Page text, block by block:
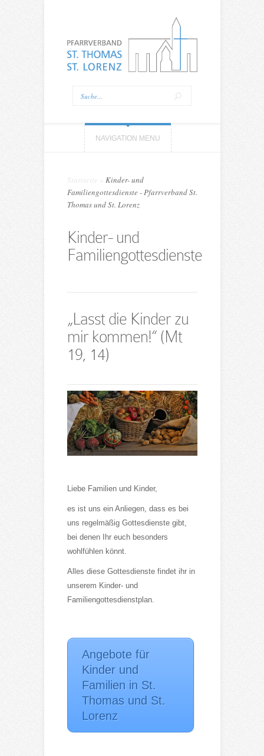
NAVIGATION MENU
Startseite
Kinder- und
Familiengottesdienste - Pfarrverband St.
Thomas und St. Lorenz
Kinder- und
Familiengottesdienste
„Lasst die Kinder zu
mir kommen!“ (Mt
19, 14)
Liebe Familien und Kinder,
es ist uns ein Anliegen, dass es bei
uns regelmäßig Gottesdienste gibt,
bei denen Ihr euch besonders
wohlfühlen könnt.
Alles diese Gottesdienste findet ihr in
unserem Kinder- und
Familiengottesdienstplan.
Angebote für
Kinder und
Familien in St.
Thomas und St.
Lorenz